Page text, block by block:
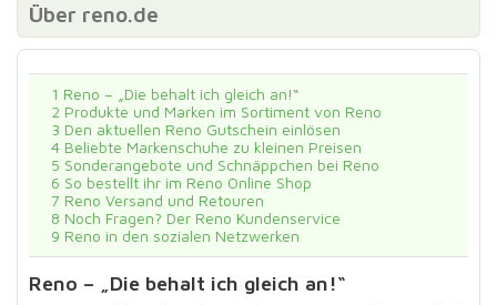
Über reno.de
1 Reno – „Die behalt ich gleich an!“
2 Produkte und Marken im Sortiment von Reno
3 Den aktuellen Reno Gutschein einlösen
4 Beliebte Markenschuhe zu kleinen Preisen
5 Sonderangebote und Schnäppchen bei Reno
6 So bestellt ihr im Reno Online Shop
7 Reno Versand und Retouren
8 Noch Fragen? Der Reno Kundenservice
9 Reno in den sozialen Netzwerken
Reno – „Die behalt ich gleich an!“